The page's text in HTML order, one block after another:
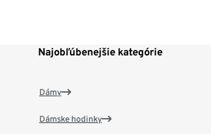
Najobľúbenejšie kategórie
Dámy
Dámske hodinky